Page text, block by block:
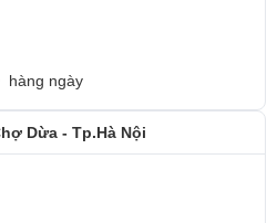
hàng ngày
Dừa - Tp.Hà Nội